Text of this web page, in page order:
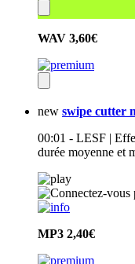
WAV 3,60€
new swipe cutter
00:01 - LESF |
durée moyenne et
MP3 2,40€